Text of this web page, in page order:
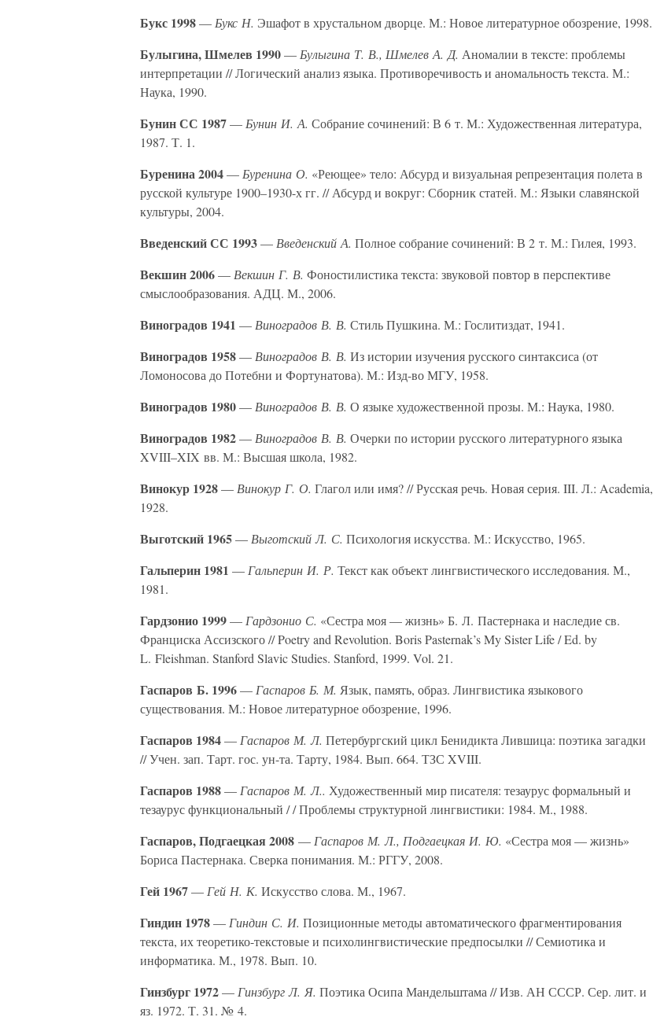
Букс 1998— Букс Н. Эшафот в хрустальном дворце. М.: Новое литературное обозрение, 1998.
Булыгина, Шмелев 1990— Булыгина Т. В., Шмелев А. Д. Аномалии в тексте: проблемы
интерпретации // Логический анализ языка. Противоречивость и аномальность текста. М.:
Наука, 1990.
Бунин СС 1987— Бунин И. А. Собрание сочинений: В 6 т. М.: Художественная литература,
1987. Т. 1.
Буренина 2004— Буренина О. «Реющее» тело: Абсурд и визуальная репрезентация полета в
русской культуре 1900–1930-х гг. // Абсурд и вокруг: Сборник статей. М.: Языки славянской
культуры, 2004.
Введенский СС 1993— Введенский А. Полное собрание сочинений: В 2 т. М.: Гилея, 1993.
Векшин 2006— Векшин Г. В. Фоностилистика текста: звуковой повтор в перспективе
смыслообразования. АДЦ. М., 2006.
Виноградов 1941 — Виноградов В. В. Стиль Пушкина. М.: Гослитиздат, 1941.
Виноградов 1958— Виноградов В. В. Из истории изучения русского синтаксиса (от
Ломоносова до Потебни и Фортунатова). М.: Изд-во МГУ, 1958.
Виноградов 1980— Виноградов В. В. О языке художественной прозы. М.: Наука, 1980.
Виноградов 1982— Виноградов В. В. Очерки по истории русского литературного языка
XVIII–XIX вв. М.: Высшая школа, 1982.
Винокур 1928— Винокур Г. О. Глагол или имя? // Русская речь. Новая серия. III. Л.: Academia,
1928.
Выготский 1965— Выготский Л. С. Психология искусства. М.: Искусство, 1965.
Гальперин 1981 — Гальперин И. Р. Текст как объект лингвистического исследования. М.,
1981.
Гардзонио 1999— Гардзонио С. «Сестра моя — жизнь» Б. Л. Пастернака и наследие св.
Франциска Ассизского // Poetry and Revolution. Boris Pasternak’s My Sister Life / Ed. by
L. Fleishman. Stanford Slavic Studies. Stanford, 1999. Vol. 21.
Гаспаров Б. 1996— Гаспаров Б. М. Язык, память, образ. Лингвистика языкового
существования. М.: Новое литературное обозрение, 1996.
Гаспаров 1984— Гаспаров М. Л. Петербургский цикл Бенидикта Лившица: поэтика загадки
// Учен. зап. Тарт. гос. ун-та. Тарту, 1984. Вып. 664. ТЗС XVIII.
Гаспаров 1988— Гаспаров М. Л.. Художественный мир писателя: тезаурус формальный и
тезаурус функциональный / / Проблемы структурной лингвистики: 1984. М., 1988.
Гаспаров, Подгаецкая 2008 — Гаспаров М. Л., Подгаецкая И. Ю. «Сестра моя — жизнь»
Бориса Пастернака. Сверка понимания. М.: РГГУ, 2008.
Гей 1967— Гей Н. К. Искусство слова. М., 1967.
Гиндин 1978— Гиндин С. И. Позиционные методы автоматического фрагментирования
текста, их теоретико-текстовые и психолингвистические предпосылки // Семиотика и
информатика. М., 1978. Вып. 10.
Гинзбург 1972— Гинзбург Л. Я. Поэтика Осипа Мандельштама // Изв. АН СССР. Сер. лит. и
яз. 1972. Т. 31. № 4.